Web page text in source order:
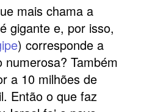
mais chama a
gigante e, por isso,
) corresponde a
Também
a 10 milhões de
Então o que faz